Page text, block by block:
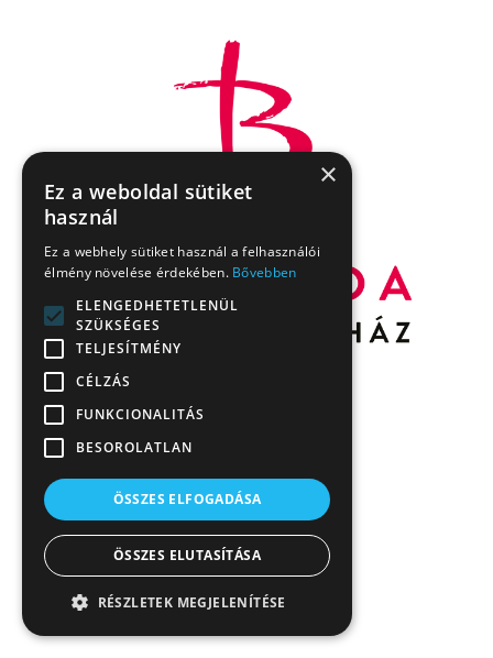
×
Ez a weboldal sütiket
használ
Ez a webhely sütiket használ a felhasználói
élmény növelése érdekében. Bővebben
ELENGEDHETETLENÜL
SZÜKSÉGES
TELJESÍTMÉNY
CÉLZÁS
FUNKCIONALITÁS
BESOROLATLAN
ÖSSZES ELFOGADÁSA
ÖSSZES ELUTASÍTÁSA
RÉSZLETEK MEGJELENÍTÉSE